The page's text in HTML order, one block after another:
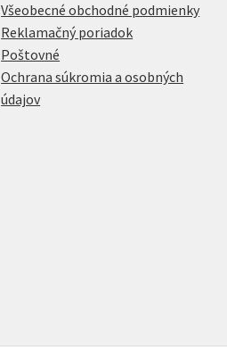
Všeobecné obchodné podmienky
Reklamačný poriadok
Poštovné
Ochrana súkromia a osobných
údajov